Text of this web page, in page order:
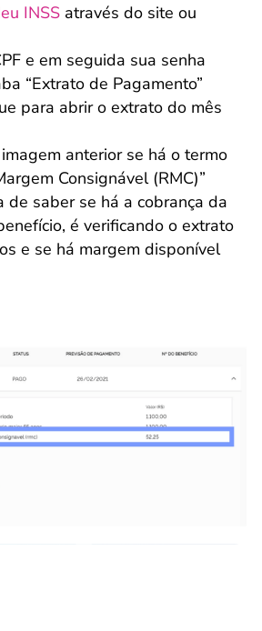
INSS através do site ou
e em seguida sua senha
“Extrato de Pagamento”
para abrir o extrato do mês
anterior se há o termo
Consignável (RMC)”
de saber se há a cobrança da
é verificando o extrato
e se há margem disponível